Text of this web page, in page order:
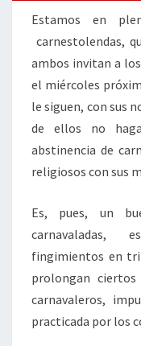
Estamos en
carnestolendas,
ambos invitan a
el miércoles
le siguen, con sus
de ellos no
abstinencia de
religiosos con sus
Es, pues, un
carnavaladas,
fingimientos en
prolongan
carnavaleros,
practicada por los